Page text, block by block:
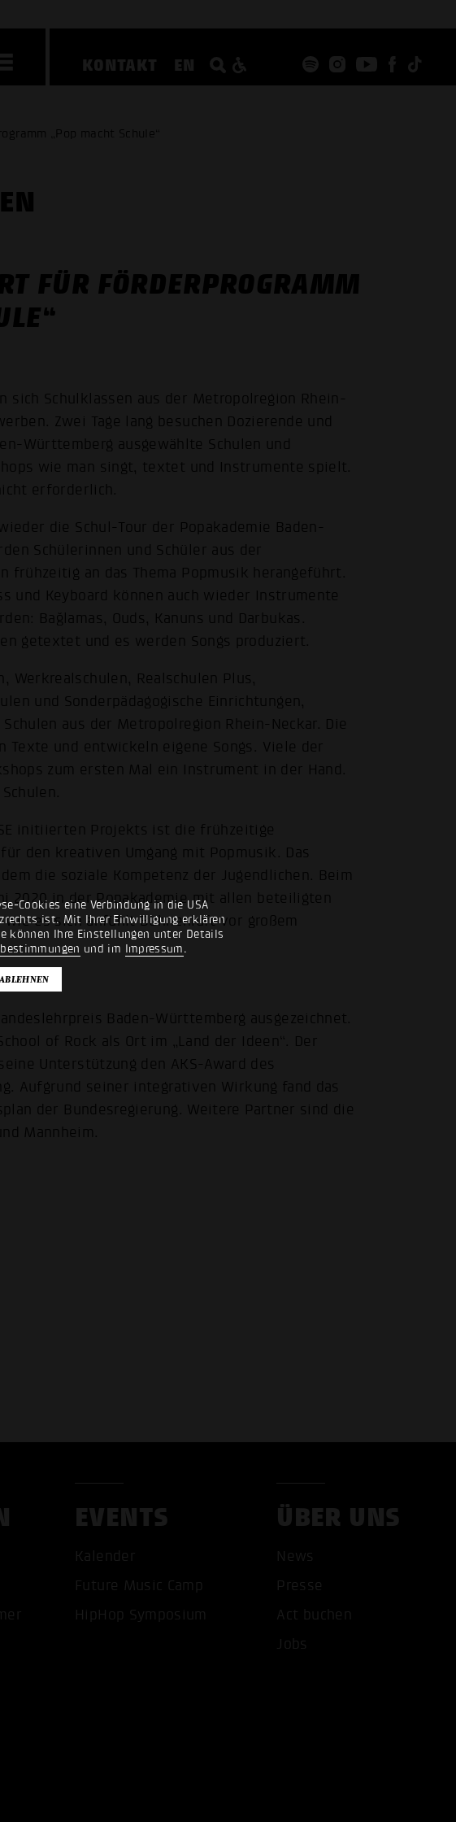
Cookies eine Verbindung in die USA
ist. Mit Ihrer Einwilligung erklären
können Ihre Einstellungen unter Details
und im Impressum.
KONTAKT EN
„Pop macht Schule“
FÜR FÖRDERPROGRAMM
sich Schulklassen aus der Metropolregion Rhein-
Zwei Tage lang besuchen Dozierende und
Württemberg ausgewählte Schulen und
wie man singt, textet und Instrumente spielt.
erforderlich.
die Schul-Tour der Popakademie Baden-
Schülerinnen und Schüler aus der
frühzeitig an das Thema Popmusik herangeführt.
und Keyboard können auch wieder Instrumente
Bağlamas, Ouds, Kanuns und Darbukas.
getextet und es werden Songs produziert.
Werkrealschulen, Realschulen Plus,
und Sonderpädagogische Einrichtungen,
aus der Metropolregion Rhein-Neckar. Die
Texte und entwickeln eigene Songs. Viele der
zum ersten Mal ein Instrument in der Hand.
initiierten Projekts ist die frühzeitige
den kreativen Umgang mit Popmusik. Das
die soziale Kompetenz der Jugendlichen. Beim
2020 in der Popakademie mit allen beteiligten
wie es sich anfühlt Bühnenluft vor großem
Baden-Württemberg ausgezeichnet.
of Rock als Ort im „Land der Ideen“. Der
Unterstützung den AKS-Award des
Aufgrund seiner integrativen Wirkung fand das
der Bundesregierung. Weitere Partner sind die
Mannheim.
EVENTS
Kalender
Future Music Camp
HipHop Symposium
ÜBER UNS
News
Presse
Act buchen
Jobs